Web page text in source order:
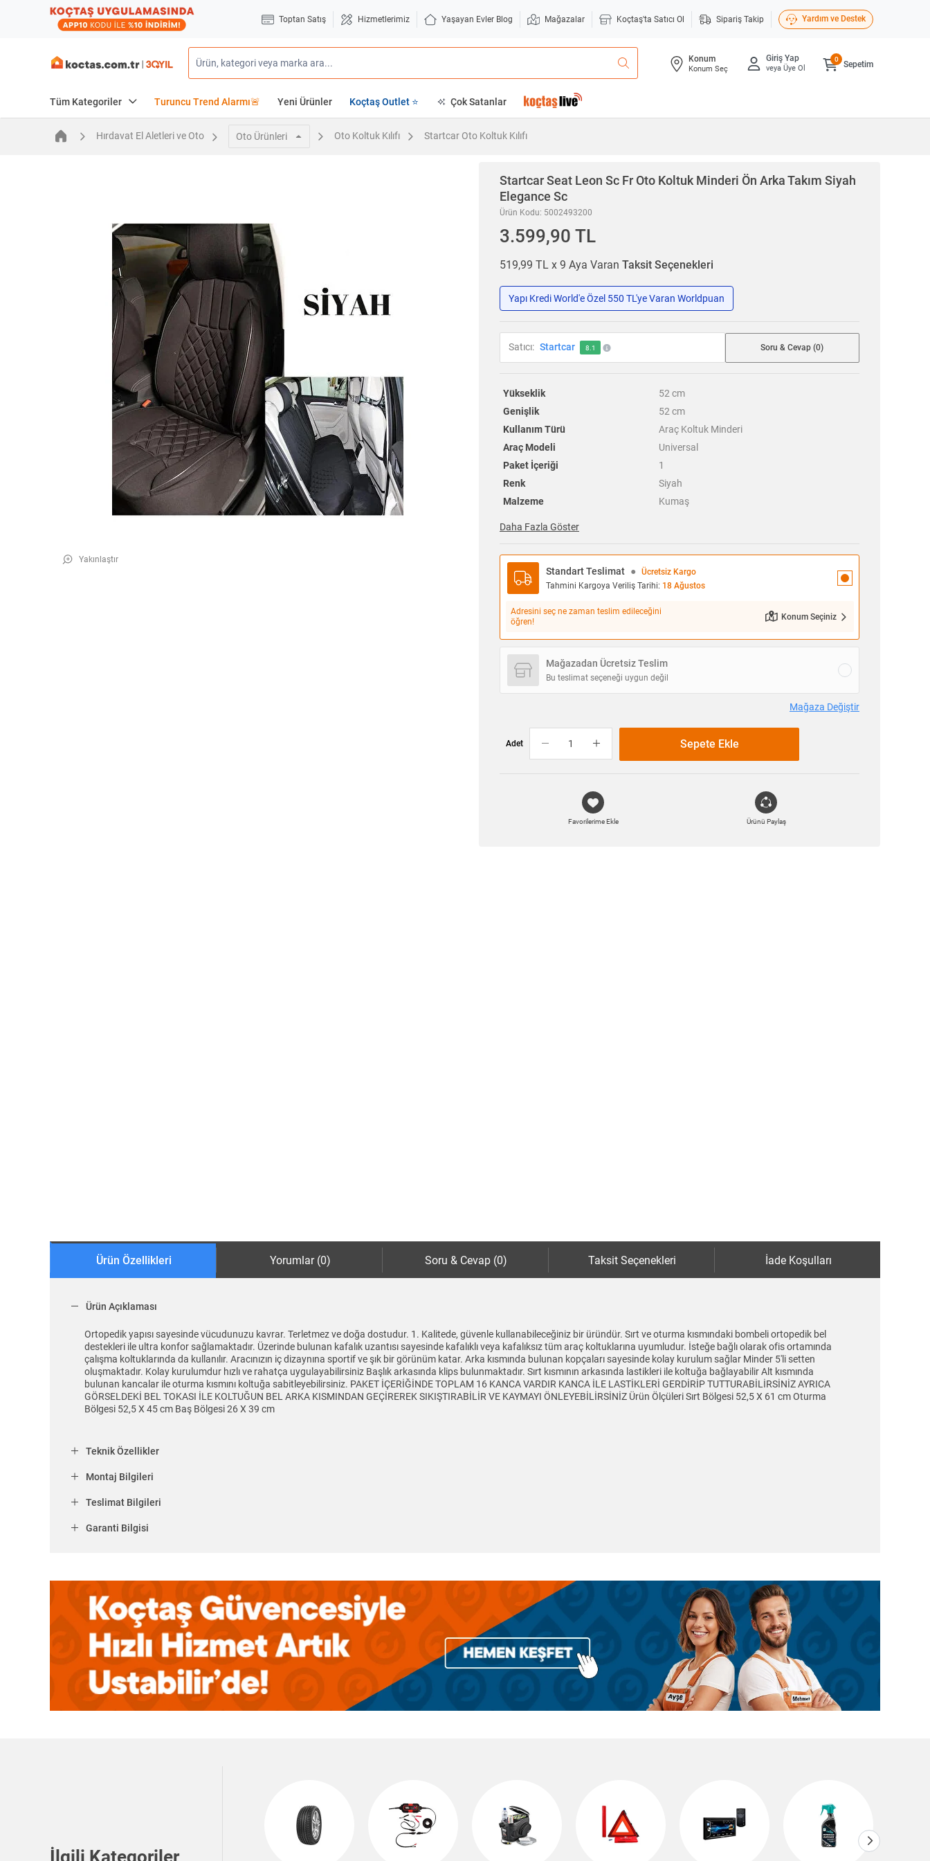
Toptan Satış Hizmetlerimiz Yaşayan Evler Blog Mağazalar Koçtaş'ta Satıcı Ol Sipariş Takip Yardım ve Destek
Konum
Konum Seç
Giriş Yap
veya Üye Ol Sepetim
0
Tüm Kategoriler Turuncu Trend Alarmı🚨 Yeni Ürünler Koçtaş Outlet ⭐ Çok Satanlar
Hırdavat El Aletleri ve Oto Oto Ürünleri Oto Koltuk Kılıfı Startcar Oto Koltuk Kılıfı
Yakınlaştır
StartcarSeat Leon Sc Fr Oto Koltuk Minderi Ön Arka Takım Siyah
Elegance Sc
Ürün Kodu: 5002493200
3.599,90 TL
519,99 TL x 9 Aya Varan Taksit Seçenekleri
Yapı Kredi World'e Özel 550 TL'ye Varan Worldpuan
Satıcı: Startcar 8.1 Soru & Cevap (0)
Yükseklik 52 cm
Genişlik
52 cm
Kullanım Türü
Araç Koltuk Minderi
Araç Modeli
Universal
Paket İçeriği
1
Renk
Siyah
Malzeme
Kumaş
Daha Fazla Göster
Standart Teslimat ●
Ücretsiz Kargo
Tahmini Kargoya Veriliş Tarihi: 18 Ağustos
Adresini seç ne zaman teslim edileceğini
öğren!
Konum Seçiniz
Mağazadan Ücretsiz Teslim
Bu teslimat seçeneği uygun değil
Mağaza Değiştir
Adet Sepete Ekle
Favorilerime Ekle Ürünü Paylaş
Ürün Özellikleri Yorumlar (0) Soru & Cevap (0) Taksit Seçenekleri İade Koşulları
Ürün Açıklaması
Ortopedik yapısı sayesinde vücudunuzu kavrar. Terletmez ve doğa dostudur. 1. Kalitede, güvenle kullanabileceğiniz bir üründür. Sırt ve oturma kısmındaki bombeli ortopedik bel
destekleri ile ultra konfor sağlamaktadır. Üzerinde bulunan kafalık uzantısı sayesinde kafalıklı veya kafalıksız tüm araç koltuklarına uyumludur. İsteğe bağlı olarak ofis ortamında
çalışma koltuklarında da kullanılır. Aracınızın iç dizaynına sportif ve şık bir görünüm katar. Arka kısmında bulunan kopçaları sayesinde kolay kurulum sağlar Minder 5'li setten
oluşmaktadır. Kolay kurulumdur hızlı ve rahatça uygulayabilirsiniz Başlık arkasında klips bulunmaktadır. Sırt kısmının arkasında lastikleri ile koltuğa bağlayabilir Alt kısmında
bulunan kancalar ile oturma kısmını koltuğa sabitleyebilirsiniz. PAKET İÇERİĞİNDE TOPLAM 16 KANCA VARDIR KANCA İLE LASTİKLERİ GERDİRİP TUTTURABİLİRSİNİZ AYRICA
GÖRSELDEKİ BEL TOKASI İLE KOLTUĞUN BEL ARKA KISMINDAN GEÇİREREK SIKIŞTIRABİLİR VE KAYMAYI ÖNLEYEBİLİRSİNİZ Ürün Ölçüleri Sırt Bölgesi 52,5 X 61 cm Oturma
Bölgesi 52,5 X 45 cm Baş Bölgesi 26 X 39 cm
Teknik Özellikler
Montaj Bilgileri
Teslimat Bilgileri
Garanti Bilgisi